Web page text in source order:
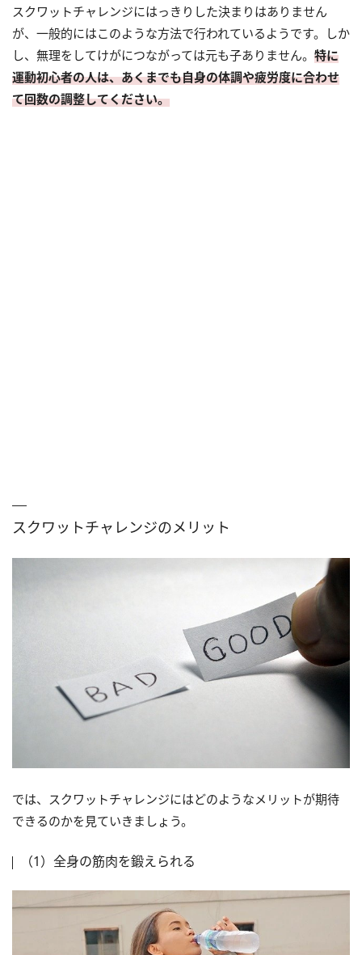
スクワットチャレンジにはっきりした決まりはありません
が、一般的にはこのような方法で行われているようです。しか
し、無理をしてけがにつながっては元も子ありません。 特に
運動初心者の人は、あくまでも自身の体調や疲労度に合わせ
て回数の調整してください。
スクワットチャレンジのメリット
では、スクワットチャレンジにはどのようなメリットが期待
できるのかを見ていきましょう。
（1）全身の筋肉を鍛えられる